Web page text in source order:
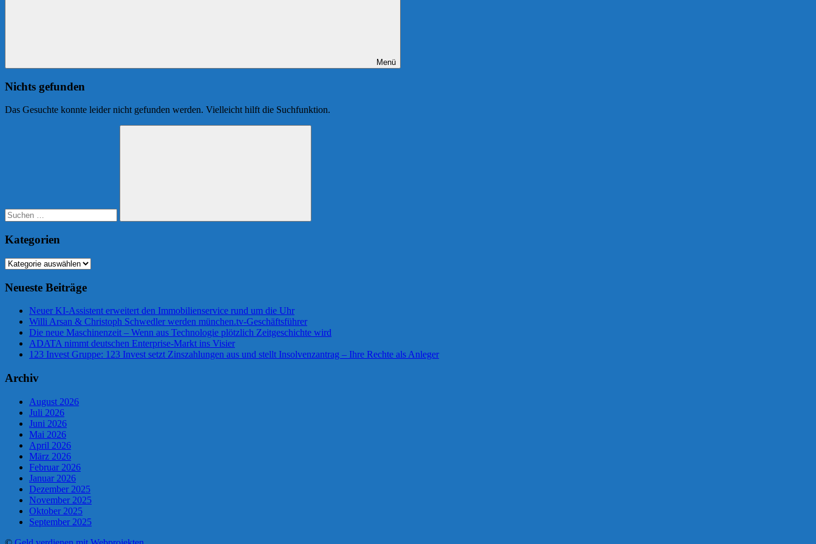
Menü
Nichts gefunden
Das Gesuchte konnte leider nicht gefunden werden. Vielleicht hilft die Suchfunktion.
Suchen
Kategorien
Kategorien
Neueste Beiträge
Neuer KI-Assistent erweitert den Immobilienservice rund um die Uhr
Willi Arsan & Christoph Schwedler werden münchen.tv-Geschäftsführer
Die neue Maschinenzeit – Wenn aus Technologie plötzlich Zeitgeschichte wird
ADATA nimmt deutschen Enterprise-Markt ins Visier
123 Invest Gruppe: 123 Invest setzt Zinszahlungen aus und stellt Insolvenzantrag – Ihre Rechte als Anleger
Archiv
August 2026
Juli 2026
Juni 2026
Mai 2026
April 2026
März 2026
Februar 2026
Januar 2026
Dezember 2025
November 2025
Oktober 2025
September 2025